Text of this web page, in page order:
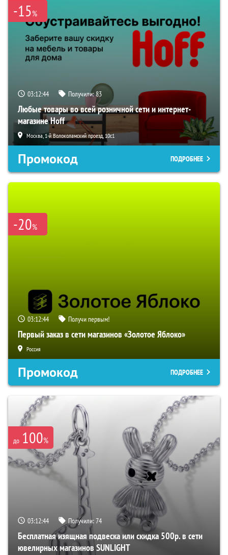
-15%
03:12:44 Получили:83
Любые товары во всей розничной сети и интернет-
магазине Hoff
Москва, 1-й Волоколамский проезд, 10с1
Промокод ПОДРОБНЕЕ
-20%
03:12:44 Получи первым!
Первый заказ в сети магазинов «Золотое Яблоко»
Россия
Промокод ПОДРОБНЕЕ
до 100%
03:12:44 Получили:74
Бесплатная изящная подвеска или скидка 500р. в сети
ювелирных магазинов SUNLIGHT